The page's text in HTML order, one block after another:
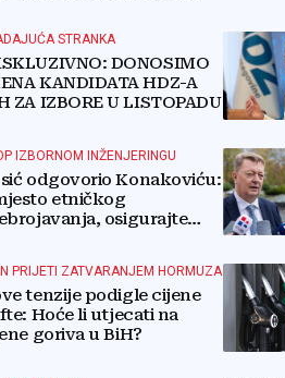
STRANKA
DONOSIMO
KANDIDATA HDZ-A
ZA IZBORE U LISTOPADU
IZBORNOM INŽENJERINGU
odgovorio Konakoviću:
etničkog
osigurajte
PRIJETI ZATVARANJEM HORMUZA
tenzije podigle cijene
Hoće li utjecati na
goriva u BiH?